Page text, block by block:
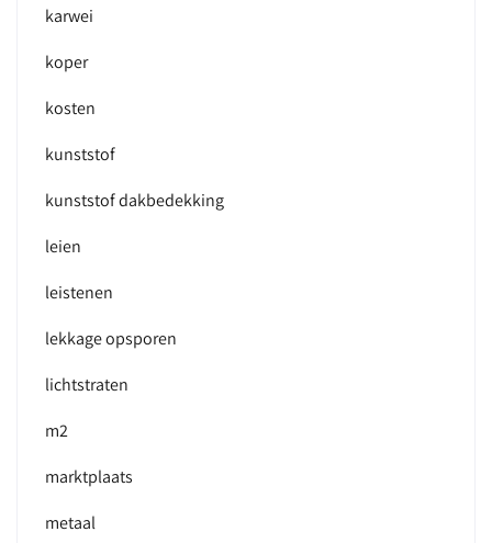
karwei
koper
kosten
kunststof
kunststof dakbedekking
leien
leistenen
lekkage opsporen
lichtstraten
m2
marktplaats
metaal